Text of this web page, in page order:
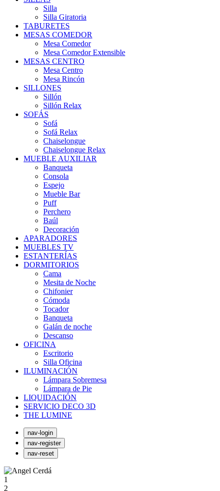
Silla
Silla Giratoria
TABURETES
MESAS COMEDOR
Mesa Comedor
Mesa Comedor Extensible
MESAS CENTRO
Mesa Centro
Mesa Rincón
SILLONES
Sillón
Sillón Relax
SOFÁS
Sofá
Sofá Relax
Chaiselongue
Chaiselongue Relax
MUEBLE AUXILIAR
Banqueta
Consola
Espejo
Mueble Bar
Puff
Perchero
Baúl
Decoración
APARADORES
MUEBLES TV
ESTANTERÍAS
DORMITORIOS
Cama
Mesita de Noche
Chifonier
Cómoda
Tocador
Banqueta
Galán de noche
Descanso
OFICINA
Escritorio
Silla Oficina
ILUMINACIÓN
Lámpara Sobremesa
Lámpara de Pie
LIQUIDACIÓN
SERVICIO DECO 3D
THE LUMINE
nav-login
nav-register
nav-reset
1
2